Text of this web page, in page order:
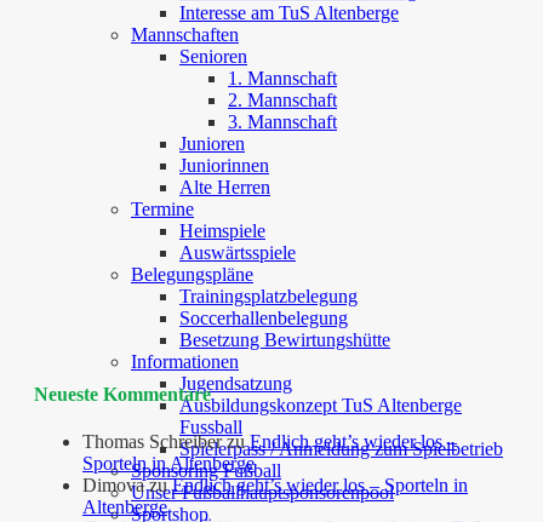
Interesse am TuS Altenberge
Mannschaften
Senioren
1. Mannschaft
2. Mannschaft
3. Mannschaft
Junioren
Juniorinnen
Alte Herren
Termine
Heimspiele
Auswärtsspiele
Belegungspläne
Trainingsplatzbelegung
Soccerhallenbelegung
Besetzung Bewirtungshütte
Informationen
Jugendsatzung
Ausbildungskonzept TuS Altenberge
Fussball
Spielerpass / Anmeldung zum Spielbetrieb
Sponsoring Fußball
Unser Fußballhauptsponsorenpool
Sportshop
Neueste Kommentare
Thomas SchreiberzuEndlich geht’s wieder los –
Sporteln in Altenberge
DimovazuEndlich geht’s wieder los – Sporteln in
Altenberge